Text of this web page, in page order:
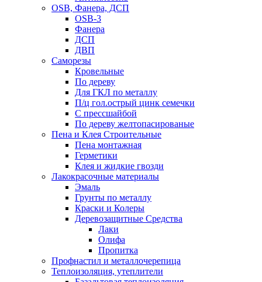
OSB, Фанера, ДСП
OSB-3
Фанера
ДСП
ДВП
Саморезы
Кровельные
По дереву
Для ГКЛ по металлу
П/ц гол.острый цинк семечки
С прессшайбой
По дереву желтопасированые
Пена и Клея Строительные
Пена монтажная
Герметики
Клея и жидкие гвозди
Лакокрасочные материалы
Эмаль
Грунты по металлу
Краски и Колеры
Деревозащитные Средства
Лаки
Олифа
Пропитка
Профнастил и металлочерепица
Теплоизоляция, утеплители